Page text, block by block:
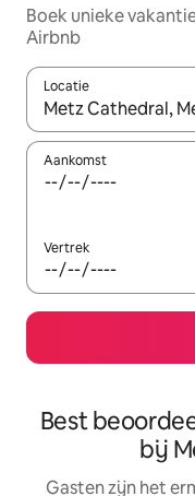
Boek unieke
Airbnb
Locatie
Wanneer er
Aankomst
Vertrek
Best
bij
Gasten zijn het